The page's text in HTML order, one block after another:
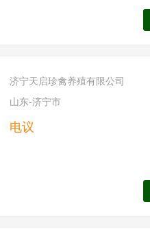
电议
济宁天启珍禽养殖有限公司
山东-济宁市